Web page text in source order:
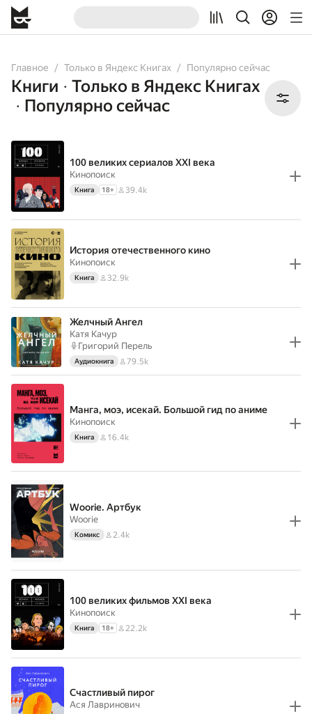
Главное Только в Яндекс Книгах Популярно сейчас
AllBooks AudiobooksComicbooks
Книги • Только в Яндекс Книгах
• Популярно сейчас
100 великих сериалов XXI века
Кинопоиск
Книга 18+ 39.4k
История отечественного кино
Кинопоиск
Книга 32.9k
Желчный Ангел
Катя Качур
Григорий Перель
Аудиокнига 79.5k
Манга, моэ, исекай. Большой гид по аниме
Кинопоиск
Книга 16.4k
Woorie. Артбук
Woorie
Комикс 2.4k
100 великих фильмов XXI века
Кинопоиск
Книга 18+ 22.2k
Счастливый пирог
Ася Лавринович